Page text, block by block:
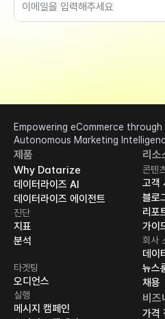
Empowering eCommerce through
Autonomous Marketing
제품
Why Datarize
데이터라이즈 AI
데이터라이즈 에이전트
타겟팅
오디언스
진단
지표
분석
실행
메시지 캠페인
리소
콘텐
고객
블로
리포
가이
회사
데이
뉴스
채용
비즈
가격